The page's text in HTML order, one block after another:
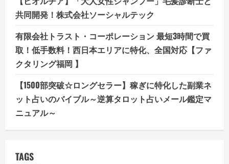
共同開発！株式会社ソーシャルテック
有限会社トラスト・コーポレーション 最短3時間で買
取！低手数料！西日本エリアに特化、全国対応【ファ
クタリング福岡 】
【1500部突破☆ロングセラー】稼ぎに特化した副業ネ
ット占いのバイブル～逆算タロット占いメール鑑定マ
ニュアル～
TAGS